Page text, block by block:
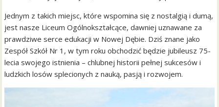
Jednym z takich miejsc, które wspomina się z nostalgią i dumą,
jest nasze Liceum Ogólnokształcące, dawniej uznawane za
prawdziwe serce edukacji w Nowej Dębie. Dziś znane jako
Zespół Szkół Nr 1, w tym roku obchodzić będzie jubileusz 75-
lecia swojego istnienia – chlubnej historii pełnej sukcesów i
ludzkich losów splecionych z nauką, pasją i rozwojem.